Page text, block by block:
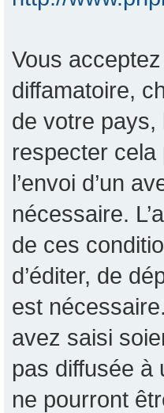
Vous
diffamatoire,
de votre pays,
respecter
l’envoi d’un
nécessaire.
de ces
d’éditer, de
est
avez saisi
pas diffusée à
ne pourront